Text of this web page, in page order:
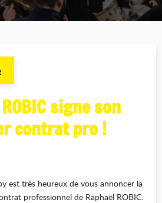
signe son
contrat pro !
est très heureux de vous annoncer la
professionnel de Raphaël ROBIC.